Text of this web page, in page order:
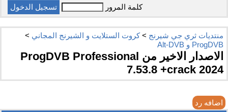
كلمة المرور
منتديات ثري جي شيرنج >كروت الستلايت و الشيرنج المجاني >
ProgDVB و Alt-DVB
الاصدار الاخير من ProgDVB Professional
7.53.8 +crack 2024
اضافه رد